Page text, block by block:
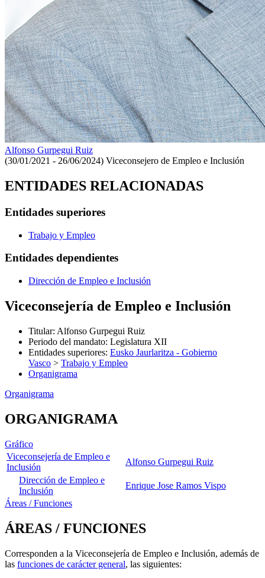
Alfonso Gurpegui Ruiz
(30/01/2021 - 26/06/2024) Viceconsejero de Empleo e Inclusión
ENTIDADES RELACIONADAS
Entidades superiores
Trabajo y Empleo
Entidades dependientes
Dirección de Empleo e Inclusión
Viceconsejería de Empleo e Inclusión
Titular: Alfonso Gurpegui Ruiz
Periodo del mandato: Legislatura XII
Entidades superiores: Eusko Jaurlaritza - Gobierno
Vasco > Trabajo y Empleo
Organigrama
Organigrama
ORGANIGRAMA
Gráfico
Viceconsejería de Empleo e
Inclusión
Alfonso Gurpegui Ruiz
Dirección de Empleo e
Inclusión
Enrique Jose Ramos Vispo
Áreas / Funciones
ÁREAS / FUNCIONES
Corresponden a la Viceconsejería de Empleo e Inclusión, además de
las funciones de carácter general, las siguientes: